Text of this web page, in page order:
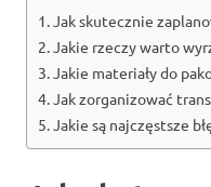
Jak skutecznie
Jakie rzeczy warto
Jakie materiały do
Jak zorganizować
Jakie są najczęstsze